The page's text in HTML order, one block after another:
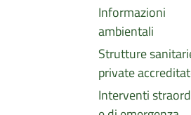
Informazioni
ambientali
Strutture
private
Interventi